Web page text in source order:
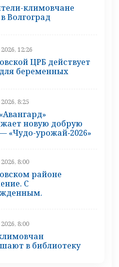
климовчане
Волгоград
12:26
ЦРБ действует
беременных
8:25
новую добрую
«Чудо-урожай‑2026»
8:00
районе
С
8:00
в библиотеку